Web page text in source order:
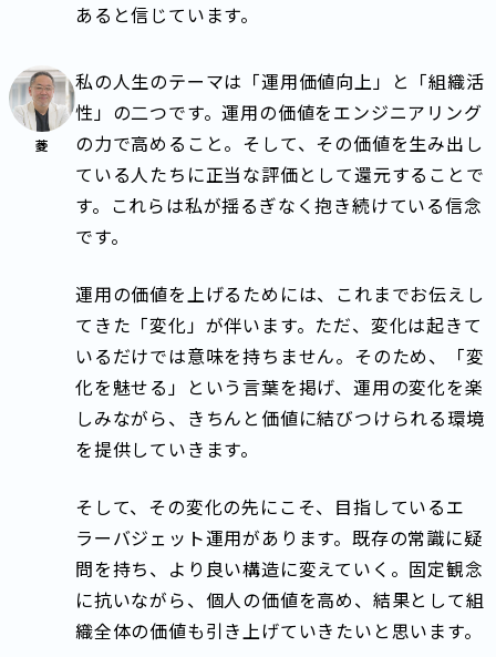
あると信じています。
菱
私の人生のテーマは「運用価値向上」と「組織活
性」の二つです。運用の価値をエンジニアリング
の力で高めること。そして、その価値を生み出し
ている人たちに正当な評価として還元することで
す。これらは私が揺るぎなく抱き続けている信念
です。
運用の価値を上げるためには、これまでお伝えし
てきた「変化」が伴います。ただ、変化は起きて
いるだけでは意味を持ちません。そのため、「変
化を魅せる」という言葉を掲げ、運用の変化を楽
しみながら、きちんと価値に結びつけられる環境
を提供していきます。
そして、その変化の先にこそ、目指しているエ
ラーバジェット運用があります。既存の常識に疑
問を持ち、より良い構造に変えていく。固定観念
に抗いながら、個人の価値を高め、結果として組
織全体の価値も引き上げていきたいと思います。